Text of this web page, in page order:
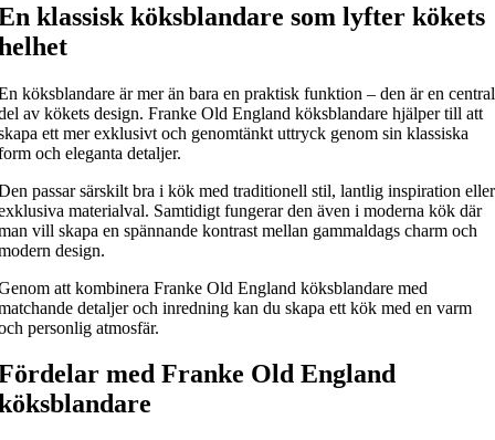
klassisk köksblandare som lyfter kökets
köksblandare är mer än bara en praktisk funktion – den är en central
av kökets design. Franke Old England köksblandare hjälper till att
ett mer exklusivt och genomtänkt uttryck genom sin klassiska
och eleganta detaljer.
passar särskilt bra i kök med traditionell stil, lantlig inspiration eller
materialval. Samtidigt fungerar den även i moderna kök där
vill skapa en spännande kontrast mellan gammaldags charm och
design.
att kombinera Franke Old England köksblandare med
detaljer och inredning kan du skapa ett kök med en varm
personlig atmosfär.
med Franke Old England